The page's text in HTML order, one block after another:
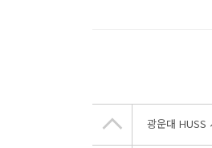
광운대 HUSS